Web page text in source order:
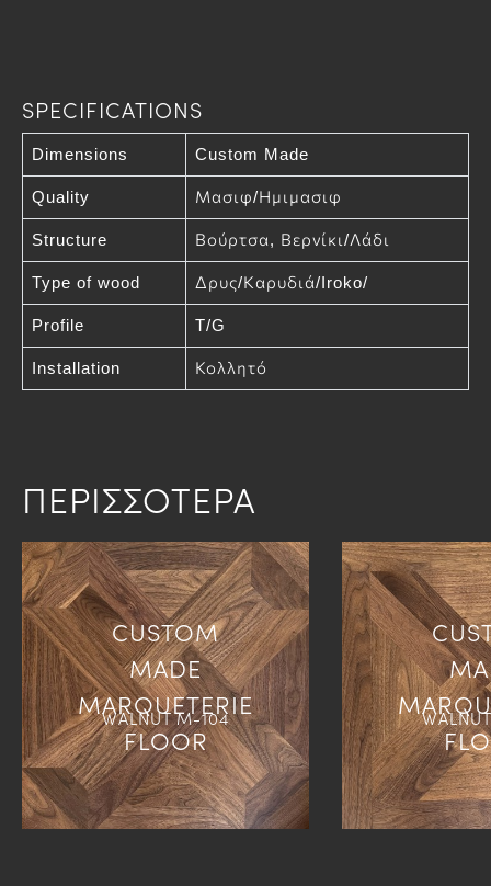
SPECIFICATIONS
Dimensions Custom Made
Quality Μασιφ/Ημιμασιφ
Structure Βούρτσα, Βερνίκι/Λάδι
Type of wood Δρυς/Καρυδιά/Iroko/
Profile T/G
Installation Κολλητό
ΠΕΡΙΣΣΟΤΕΡΑ
CUSTOM
MADE
MARQUETERIE
FLOOR
WALNUT M-104